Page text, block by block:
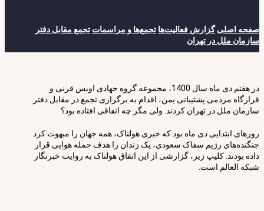
صفحه اصلی گزارش فعالیت‌ها تجمع‌ها و مراسمات تجمع مقابل دفتر
سازمان ملل در تهران
در هفتم دی ماه سال 1400، مجموعه گروه جهادی اویس قرنی و
قرارگاه مردمی پشتیبانی یمن، اقدام به برگزاری تجمع در مقابل دفتر
سازمان ملل در تهران کردند. ولی مگر چه اتفاقی افتاده بود؟
روزهای ابتدایی دی ماه بود که خبری هولناک، همه جهان را مبهوت کرد.
جنگنده‌های رژیم سفاک سعودی، یک زندان را هدف حمله هوایی قرار
داده بودند. کلیپ زیر، گزارشی از این اتفاق هولناک به روایت خبرنگار
شبکه العالم است.